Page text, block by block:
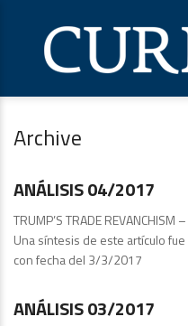
Archive
Análisis
ANÁLISIS 04/2017
TRUMP’S TRADE
Una síntesis de este artículo fue
con fecha del 3/3/2017
Publicaciones
ANÁLISIS 03/2017